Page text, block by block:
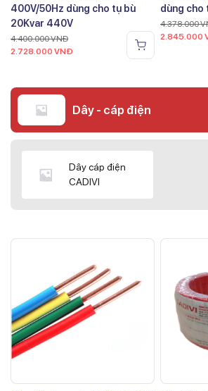
400V/50Hz dùng cho tụ bù
20Kvar 440V
4.400.000VNĐ
2.728.000 VNĐ
dùng cho
4.378.000
2.845.000
Dây - cáp điện
Dây cáp điện
CADIVI